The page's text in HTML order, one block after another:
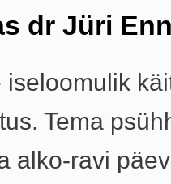
dr Jüri
Tema
alko-ravi